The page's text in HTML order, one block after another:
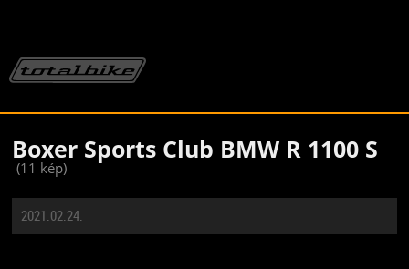
Boxer Sports Club BMW R 1100 S
(11 kép)
2021.02.24.